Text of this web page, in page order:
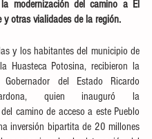
modernización del camino a El
y otras vialidades de la región.
y los habitantes del municipio de
Huasteca Potosina, recibieron la
Gobernador del Estado Ricardo
quien inauguró la
camino de acceso a este Pueblo
inversión bipartita de 20 millones